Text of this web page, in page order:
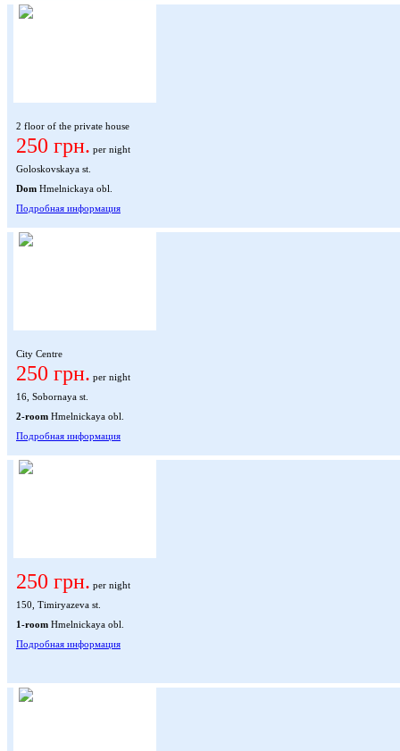
2 floor of the private house
250 грн. per night
Goloskovskaya st.
Dom Hmelnickaya obl.
Подробная информация
City Centre
250 грн. per night
16, Sobornaya st.
2-room Hmelnickaya obl.
Подробная информация
250 грн. per night
150, Timiryazeva st.
1-room Hmelnickaya obl.
Подробная информация